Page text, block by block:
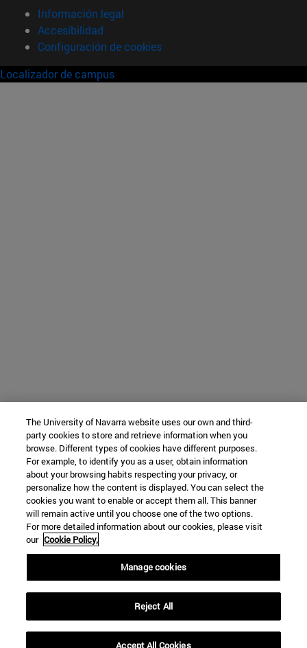
Información legal
Accesibilidad
Configuración de cookies
Localizador de campus
The University of Navarra website uses our own and third-
party cookies to store and retrieve information when you
browse. Different types of cookies have different purposes.
For example, to identify you as a user, obtain information
about your browsing habits respecting your privacy, or
personalize how the content is displayed. You can select the
cookies you want to enable or accept them all. This banner
will remain active until you choose one of the two options.
For more detailed information about our cookies, please visit
our Cookie Policy.
Manage cookies
Reject All
Accept All Cookies